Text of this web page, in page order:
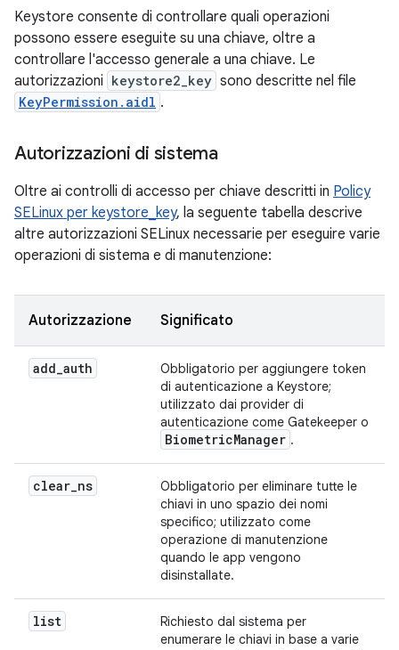
Keystore consente di controllare quali operazioni
possono essere eseguite su una chiave, oltre a
controllare l'accesso generale a una chiave. Le
autorizzazioni keystore2_key sono descritte nel file
KeyPermission.aidl .
Autorizzazioni di sistema
Oltre ai controlli di accesso per chiave descritti in Policy
SELinux per keystore_key, la seguente tabella descrive
altre autorizzazioni SELinux necessarie per eseguire varie
operazioni di sistema e di manutenzione:
Autorizzazione Significato
add_auth
Obbligatorio per aggiungere token
di autenticazione a Keystore;
utilizzato dai provider di
autenticazione come Gatekeeper o
BiometricManager .
clear_ns
Obbligatorio per eliminare tutte le
chiavi in uno spazio dei nomi
specifico; utilizzato come
operazione di manutenzione
quando le app vengono
disinstallate.
list
Richiesto dal sistema per
enumerare le chiavi in base a varie